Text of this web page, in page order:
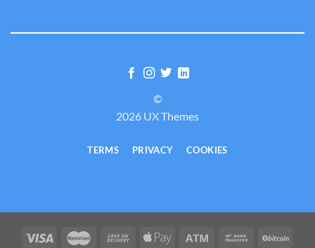
©
2026 UX Themes
TERMS PRIVACY COOKIES